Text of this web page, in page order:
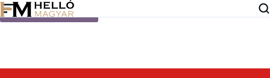
Ugrás a tartalomra